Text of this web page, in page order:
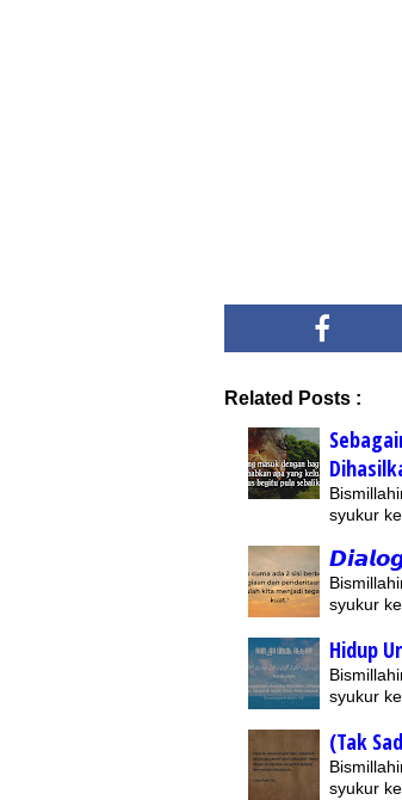
Related Posts :
syukur
syukur
Hidup
syukur
(Tak
syukur